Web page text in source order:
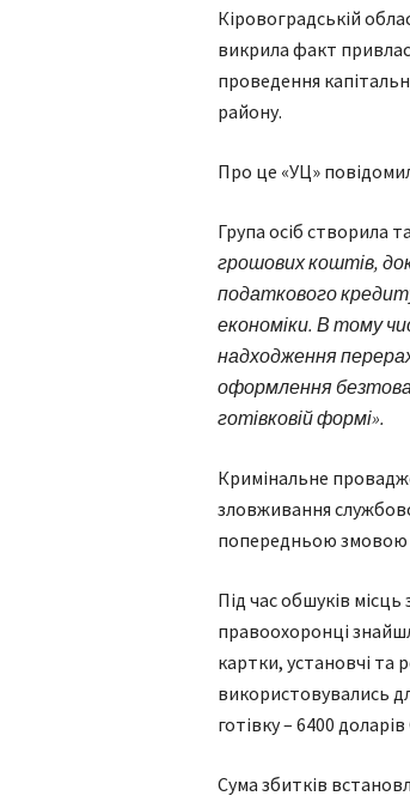
Кіровоградській
викрила факт
проведення
району.
Про це «УЦ»
Група осіб створила
грошових коштів,
податкового
економіки. В тому
надходження
оформлення
готівковій формі».
Кримінальне
зловживання
попередньою змовою
Під час обшуків місць
правоохоронці
картки, установчі та
використовувались
готівку – 6400
Сума збитків